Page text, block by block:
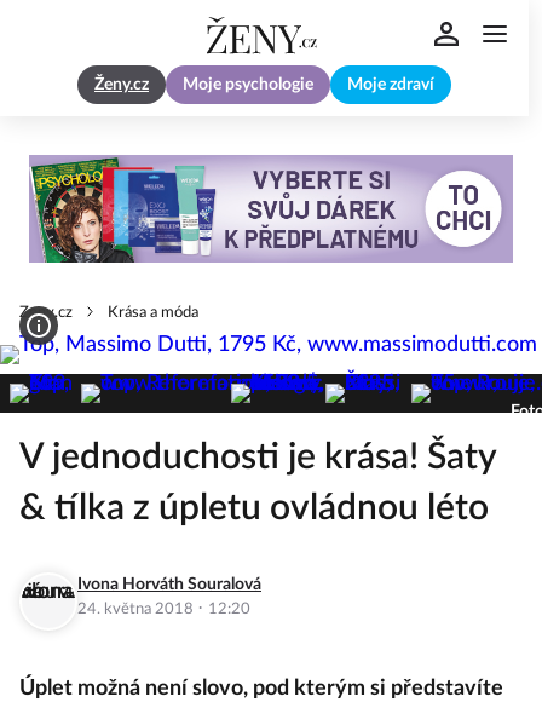
Ženy.cz Moje psychologie Moje zdraví
Zeny.cz Krása a móda
V jednoduchosti je krása! Šaty
& tílka z úpletu ovládnou léto
Ivona Horváth Souralová
24. května 2018 · 12:20
Úplet možná není slovo, pod kterým si představíte